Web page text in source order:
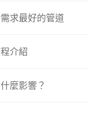
求最好的管道
介紹
麼影響？